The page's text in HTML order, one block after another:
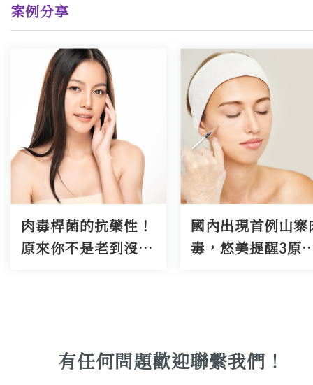
案例分享
國內出現首例山寨肉
毒，悠美提醒3原則1
肉毒小臉 X 肉毒小
腿｜人氣MODEL
有任何問題歡迎聯繫我們！